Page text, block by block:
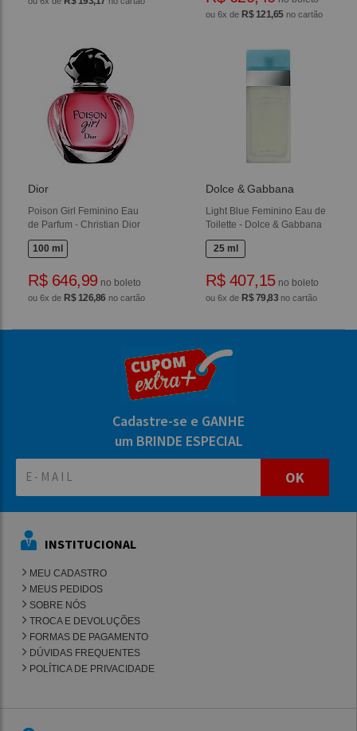
ou 6x de R$ 121,65no cartão
Dior
Poison Girl Feminino Eau
de Parfum - Christian Dior
100 ml
R$ 646,99 no boleto
ou 6x de R$ 126,86 no cartão
Dolce & Gabbana
Light Blue Feminino Eau de
Toilette - Dolce & Gabbana
25 ml
R$ 407,15no boleto
ou 6x de R$ 79,83 no cartão
Cadastre-se e GANHE
um BRINDE ESPECIAL
OK
INSTITUCIONAL
MEU CADASTRO
MEUS PEDIDOS
SOBRE NÓS
TROCA E DEVOLUÇÕES
FORMAS DE PAGAMENTO
DÚVIDAS FREQUENTES
POLÍTICA DE PRIVACIDADE